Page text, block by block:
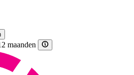
maanden